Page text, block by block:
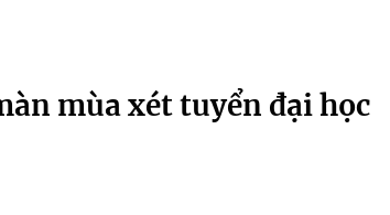
Infographic
mùa xét tuyển đại học